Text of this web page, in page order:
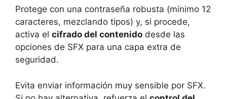
Protege con una contraseña robusta (mínimo 12
caracteres, mezclando tipos) y, si procede,
activa el cifrado del contenido desde las
opciones de SFX para una capa extra de
seguridad.
Evita enviar información muy sensible por SFX.